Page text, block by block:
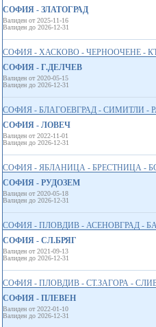
СОФИЯ - ЗЛАТОГРАД
Валиден от 2025-11-16
Валиден до 2026-12-31
СОФИЯ - ХАСКОВО - ЧЕРНООЧЕНЕ -
СОФИЯ - Г.ДЕЛЧЕВ
Валиден от 2020-05-15
Валиден до 2026-12-31
СОФИЯ - БЛАГОЕВГРАД - СИМИТЛИ -
СОФИЯ - ЛОВЕЧ
Валиден от 2022-11-01
Валиден до 2026-12-31
СОФИЯ - ЯБЛАНИЦА - БРЕСТНИЦА -
СОФИЯ - РУДОЗЕМ
Валиден от 2020-05-18
Валиден до 2026-12-31
СОФИЯ - ПЛОВДИВ - АСЕНОВГРАД -
СОФИЯ - СЛ.БРЯГ
Валиден от 2021-09-13
Валиден до 2026-12-31
СОФИЯ - ПЛОВДИВ - СТ.ЗАГОРА -
СОФИЯ - ПЛЕВЕН
Валиден от 2022-01-10
Валиден до 2026-12-31